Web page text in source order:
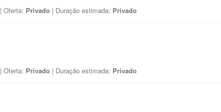
| Oferta: Privado | Duração estimada: Privado
| Oferta: Privado | Duração estimada: Privado